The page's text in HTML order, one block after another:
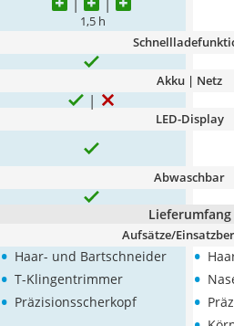
1,5 h
Akku | Netz
LED-Display
Abwaschbar
Lieferumfang
Aufsätze/
• Haar- und Bartschneider
• T-Klingentrimmer
• Präzisionsscherkopf
•
•
•